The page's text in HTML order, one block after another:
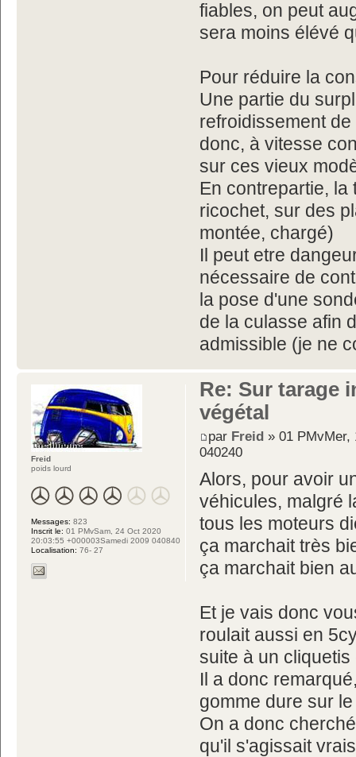
fiables, on peut
sera moins élévé
Pour réduire la
Une partie du
refroidissement
donc, à vitesse
sur ces vieux
En contrepartie,
ricochet, sur des
montée, chargé)
Il peut etre
nécessaire de
la pose d'une
de la culasse afin
admissible (je ne
Re: Sur tarage
végétal
par Freid » 01 PMvMer,
040240
Alors, pour avoir
véhicules, malgré
tous les moteurs
ça marchait très
ça marchait bien
Et je vais donc
roulait aussi en
suite à un
Il a donc
gomme dure sur
On a donc
qu'il s'agissait
Freid
poids lourd
Messages: 823
Inscrit le: 01 PMvSam, 24 Oct 2020
20:03:55 +000003Samedi 2009 040840
Localisation: 76- 27